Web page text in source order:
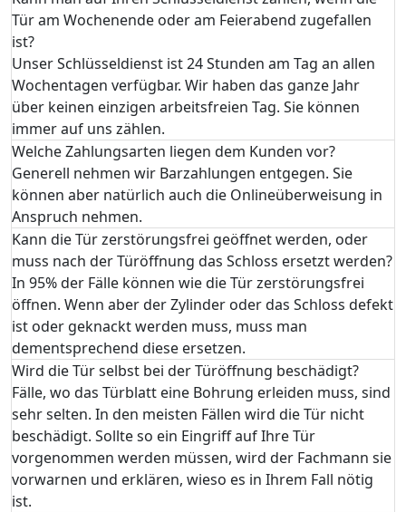
Tür am Wochenende oder am Feierabend zugefallen
ist?
Unser Schlüsseldienst ist 24 Stunden am Tag an allen
Wochentagen verfügbar. Wir haben das ganze Jahr
über keinen einzigen arbeitsfreien Tag. Sie können
immer auf uns zählen.
Welche Zahlungsarten liegen dem Kunden vor?
Generell nehmen wir Barzahlungen entgegen. Sie
können aber natürlich auch die Onlineüberweisung in
Anspruch nehmen.
Kann die Tür zerstörungsfrei geöffnet werden, oder
muss nach der Türöffnung das Schloss ersetzt werden?
In 95% der Fälle können wie die Tür zerstörungsfrei
öffnen. Wenn aber der Zylinder oder das Schloss defekt
ist oder geknackt werden muss, muss man
dementsprechend diese ersetzen.
Wird die Tür selbst bei der Türöffnung beschädigt?
Fälle, wo das Türblatt eine Bohrung erleiden muss, sind
sehr selten. In den meisten Fällen wird die Tür nicht
beschädigt. Sollte so ein Eingriff auf Ihre Tür
vorgenommen werden müssen, wird der Fachmann sie
vorwarnen und erklären, wieso es in Ihrem Fall nötig
ist.